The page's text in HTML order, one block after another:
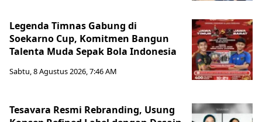
Legenda Timnas Gabung di
Soekarno Cup, Komitmen Bangun
Talenta Muda Sepak Bola Indonesia
Sabtu, 8 Agustus 2026, 7:46 AM
Tesavara Resmi Rebranding, Usung